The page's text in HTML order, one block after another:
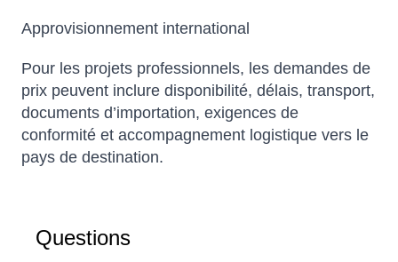
Approvisionnement international
Pour les projets professionnels, les demandes de
prix peuvent inclure disponibilité, délais, transport,
documents d’importation, exigences de
conformité et accompagnement logistique vers le
pays de destination.
Questions